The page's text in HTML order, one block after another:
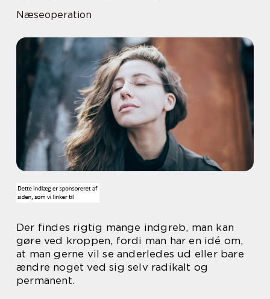
Næseoperation
Der findes rigtig mange indgreb, man kan
gøre ved kroppen, fordi man har en idé om,
at man gerne vil se anderledes ud eller bare
ændre noget ved sig selv radikalt og
permanent.